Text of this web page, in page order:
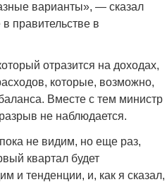
варианты», — сказал
правительстве в
отразится на доходах,
которые, возможно,
Вместе с тем министр
не наблюдается.
не видим, но еще раз,
квартал будет
и тенденции, и, как я сказал,